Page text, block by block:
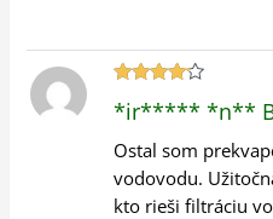
4z 5
*ir***** *n**
Ostal som
vodovodu.
kto rieši filtráciu